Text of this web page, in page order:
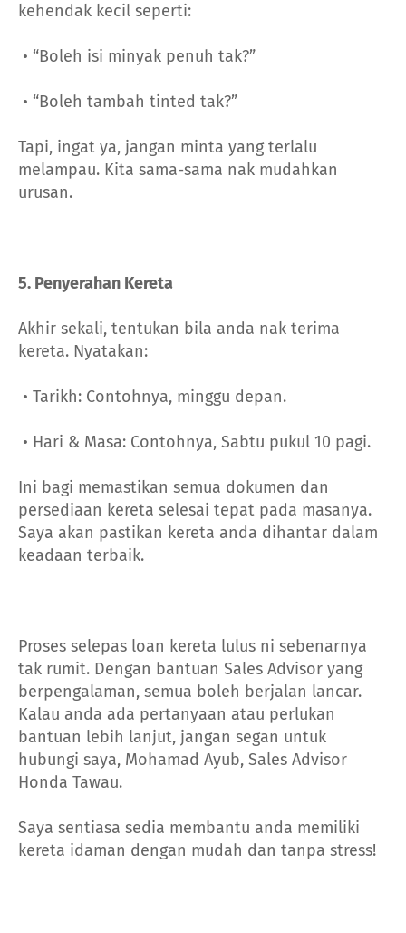
kehendak kecil seperti:
• “Boleh isi minyak penuh tak?”
• “Boleh tambah tinted tak?”
Tapi, ingat ya, jangan minta yang terlalu
melampau. Kita sama-sama nak mudahkan
urusan.
5. Penyerahan Kereta
Akhir sekali, tentukan bila anda nak terima
kereta. Nyatakan:
• Tarikh: Contohnya, minggu depan.
• Hari & Masa: Contohnya, Sabtu pukul 10 pagi.
Ini bagi memastikan semua dokumen dan
persediaan kereta selesai tepat pada masanya.
Saya akan pastikan kereta anda dihantar dalam
keadaan terbaik.
Proses selepas loan kereta lulus ni sebenarnya
tak rumit. Dengan bantuan Sales Advisor yang
berpengalaman, semua boleh berjalan lancar.
Kalau anda ada pertanyaan atau perlukan
bantuan lebih lanjut, jangan segan untuk
hubungi saya, Mohamad Ayub, Sales Advisor
Honda Tawau.
Saya sentiasa sedia membantu anda memiliki
kereta idaman dengan mudah dan tanpa stress!